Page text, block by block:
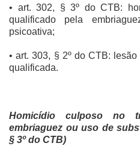
• art. 302, § 3º do CTB:
qualificado pela
psicoativa;
• art. 303, § 2º do CTB:
qualificada.
Homicídio culposo no
embriaguez ou uso de
§ 3º do CTB)